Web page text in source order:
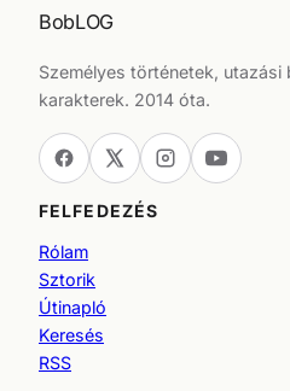
BobLOG
Személyes történetek, utazási
karakterek. 2014 óta.
FELFEDEZÉS
Rólam
Sztorik
Útinapló
Keresés
RSS